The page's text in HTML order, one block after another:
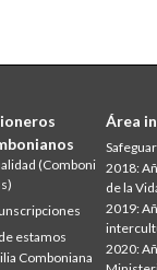
(Comboni
estamos
Comboniana
Área
2018:
de la
2019:
2020: